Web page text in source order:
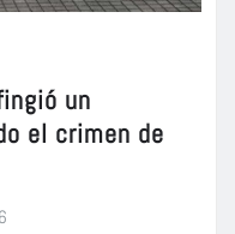
un
el crimen de